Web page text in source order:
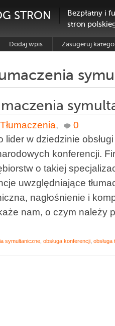
STRON
Bezpłatny i
stron
Dodaj wpis Zasugeruj
Tłumaczenia,
0
lider w dziedzinie
konferencji.
o takiej
uwzględniające
nagłośnienie i
nam, o czym należy
symultaniczne obsługa konferencji obsługa